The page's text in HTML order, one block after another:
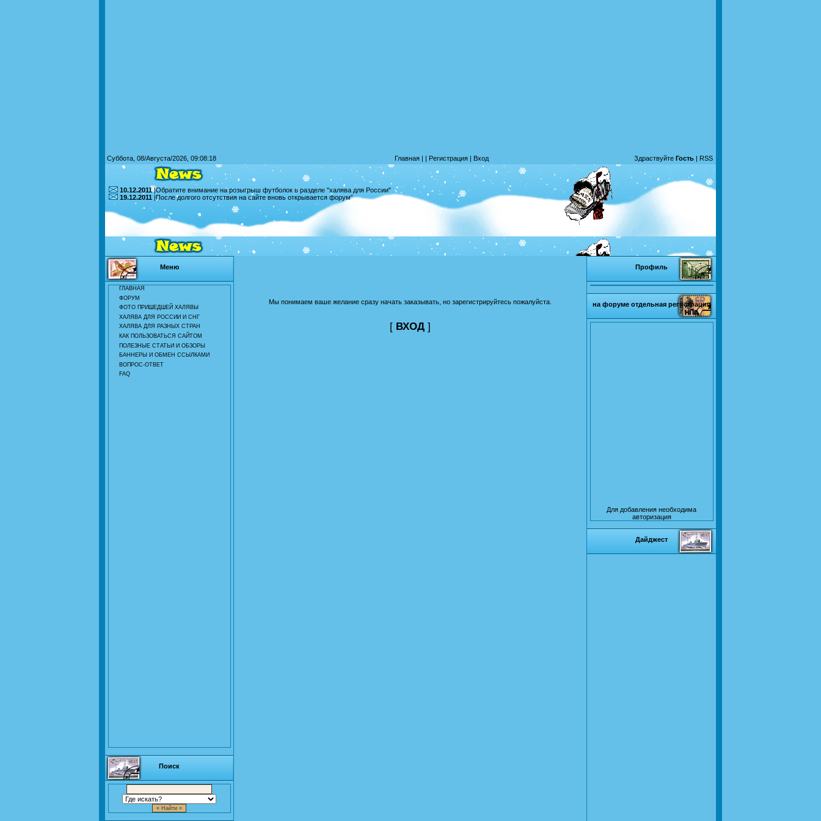
Суббота, 08/Августа/2026, 09:08:18 Главная | | Регистрация | Вход Здраствуйте Гость | RSS
10.12.2011|Обратите внимание на розыгрыш футболок в разделе "халява для России"
19.12.2011 |После долгого отсутствия на сайте вновь открывается форум"
Меню
ГЛАВНАЯ
ФОРУМ
ФОТО ПРИШЕДШЕЙ ХАЛЯВЫ
ХАЛЯВА ДЛЯ РОССИИ И СНГ
ХАЛЯВА ДЛЯ РАЗНЫХ СТРАН
КАК ПОЛЬЗОВАТЬСЯ САЙТОМ
ПОЛЕЗНЫЕ СТАТЬИ И ОБЗОРЫ
БАННЕРЫ И ОБМЕН ССЫЛКАМИ
ВОПРОС-ОТВЕТ
FAQ
Поиск
Мы понимаем ваше желание сразу начать заказывать, но зарегистрируйтесь пожалуйста.
[ ВХОД ]
Профиль
на форуме отдельная регистрация
Для добавления необходима
авторизация
Дайджест